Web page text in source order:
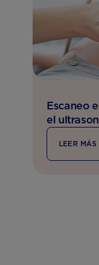
Escaneo
el
LEER MÁS